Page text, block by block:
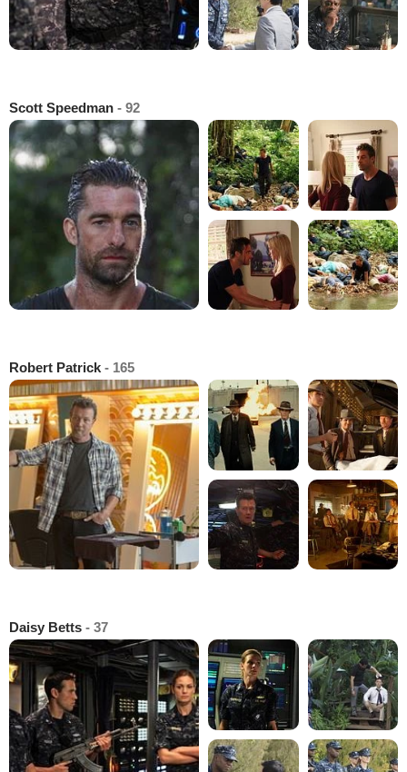
Scott Speedman - 92
Robert Patrick - 165
Daisy Betts - 37